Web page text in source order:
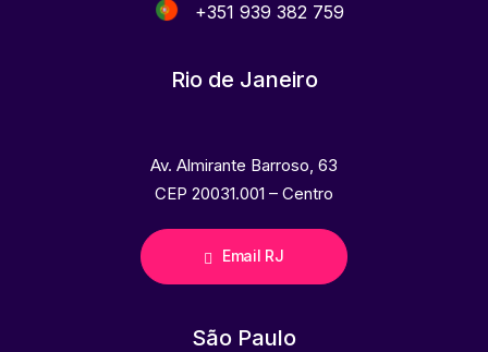
+351 939 382 759
Rio de Janeiro
Av. Almirante Barroso, 63
CEP 20031.001 – Centro
Email RJ
São Paulo